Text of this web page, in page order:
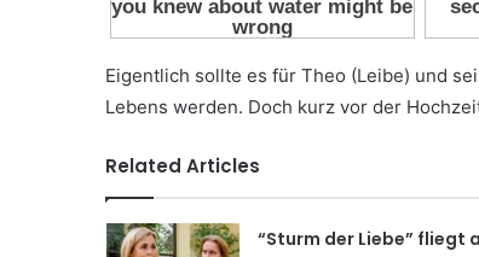
Eigentlich sollte es für Theo (Leibe) und
Lebens werden. Doch kurz vor der
Related Articles
“Sturm der Liebe” fliegt